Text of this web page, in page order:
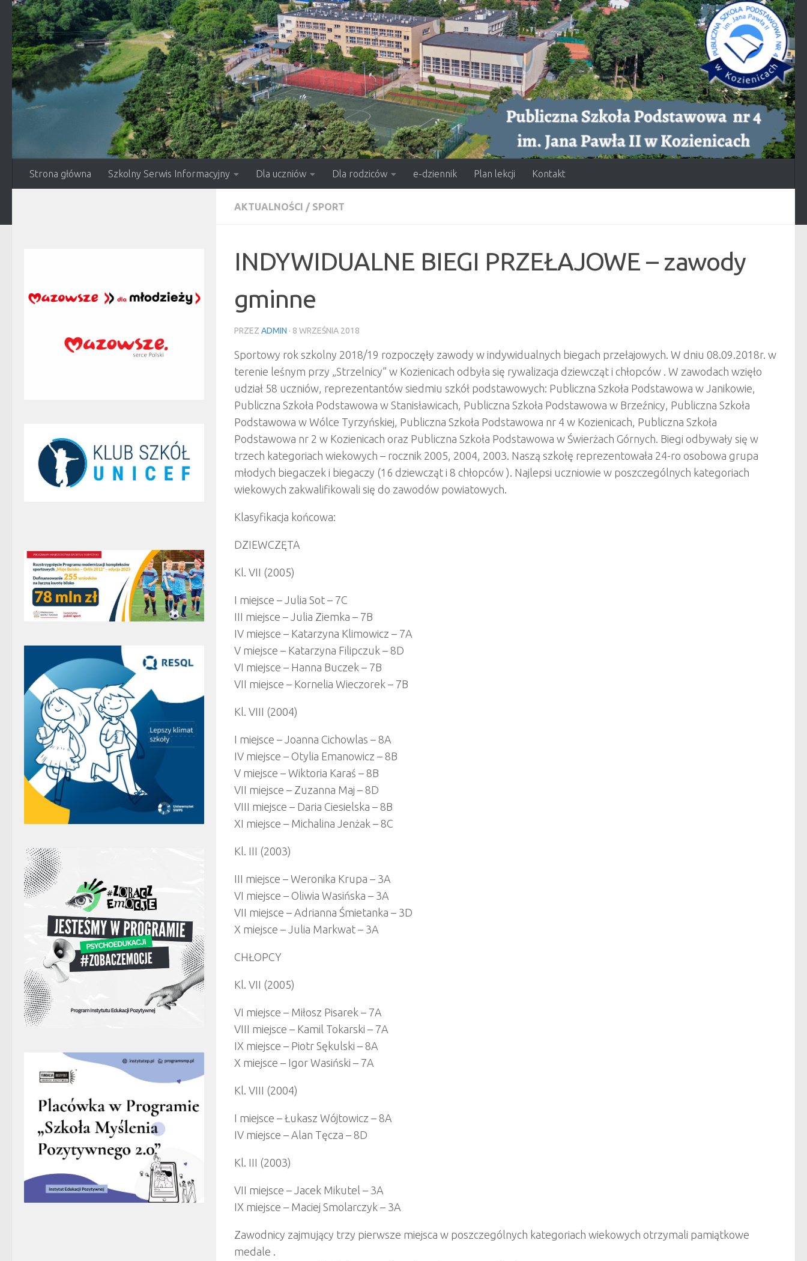
Przejdź do treści
Strona główna Szkolny Serwis Informacyjny Dla uczniów Dla rodziców e-dziennik Plan lekcji Kontakt
AKTUALNOŚCI / SPORT
INDYWIDUALNE BIEGI PRZEŁAJOWE – zawody
gminne
PRZEZ ADMIN · 8 WRZEŚNIA 2018
Sportowy rok szkolny 2018/19 rozpoczęły zawody w indywidualnych biegach przełajowych. W dniu 08.09.2018r. w
terenie leśnym przy „Strzelnicy” w Kozienicach odbyła się rywalizacja dziewcząt i chłopców . W zawodach wzięło
udział 58 uczniów, reprezentantów siedmiu szkół podstawowych: Publiczna Szkoła Podstawowa w Janikowie,
Publiczna Szkoła Podstawowa w Stanisławicach, Publiczna Szkoła Podstawowa w Brzeźnicy, Publiczna Szkoła
Podstawowa w Wólce Tyrzyńskiej, Publiczna Szkoła Podstawowa nr 4 w Kozienicach, Publiczna Szkoła
Podstawowa nr 2 w Kozienicach oraz Publiczna Szkoła Podstawowa w Świerżach Górnych. Biegi odbywały się w
trzech kategoriach wiekowych – rocznik 2005, 2004, 2003. Naszą szkołę reprezentowała 24-ro osobowa grupa
młodych biegaczek i biegaczy (16 dziewcząt i 8 chłopców ). Najlepsi uczniowie w poszczególnych kategoriach
wiekowych zakwalifikowali się do zawodów powiatowych.
Klasyfikacja końcowa:
DZIEWCZĘTA
Kl. VII (2005)
I miejsce – Julia Sot – 7C
III miejsce – Julia Ziemka – 7B
IV miejsce – Katarzyna Klimowicz – 7A
V miejsce – Katarzyna Filipczuk – 8D
VI miejsce – Hanna Buczek – 7B
VII miejsce – Kornelia Wieczorek – 7B
Kl. VIII (2004)
I miejsce – Joanna Cichowlas – 8A
IV miejsce – Otylia Emanowicz – 8B
V miejsce – Wiktoria Karaś – 8B
VII miejsce – Zuzanna Maj – 8D
VIII miejsce – Daria Ciesielska – 8B
XI miejsce – Michalina Jenżak – 8C
Kl. III (2003)
III miejsce – Weronika Krupa – 3A
VI miejsce – Oliwia Wasińska – 3A
VII miejsce – Adrianna Śmietanka – 3D
X miejsce – Julia Markwat – 3A
CHŁOPCY
Kl. VII (2005)
VI miejsce – Miłosz Pisarek – 7A
VIII miejsce – Kamil Tokarski – 7A
IX miejsce – Piotr Sękulski – 8A
X miejsce – Igor Wasiński – 7A
Kl. VIII (2004)
I miejsce – Łukasz Wójtowicz – 8A
IV miejsce – Alan Tęcza – 8D
Kl. III (2003)
VII miejsce – Jacek Mikutel – 3A
IX miejsce – Maciej Smolarczyk – 3A
Zawodnicy zajmujący trzy pierwsze miejsca w poszczególnych kategoriach wiekowych otrzymali pamiątkowe
medale .